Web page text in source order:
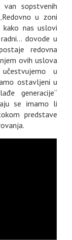
sopstvenih
u zoni
kako nas uslovi
dovode u
redovna
ovih uslova
u
ostavljeni u
generacije“
se imamo li
predstave